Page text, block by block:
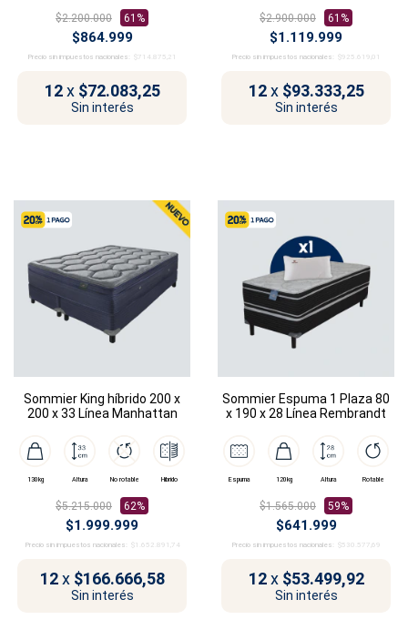
$2.200.000 61%
$864.999
Precio sin impuestos nacionales: $714.875,21
12 x $72.083,25
Sin interés
$2.900.000 61%
$1.119.999
Precio sin impuestos nacionales: $925.619,01
12 x $93.333,25
Sin interés
Sommier King híbrido 200 x
200 x 33 Línea Manhattan
130kg Altura No rotable Híbrido
$5.215.000 62%
$1.999.999
Precio sin impuestos nacionales: $1.652.891,74
12 x $166.666,58
Sin interés
Sommier Espuma 1 Plaza 80
x 190 x 28 Línea Rembrandt
Espuma 120kg Altura Rotable
$1.565.000 59%
$641.999
Precio sin impuestos nacionales: $530.577,69
12 x $53.499,92
Sin interés